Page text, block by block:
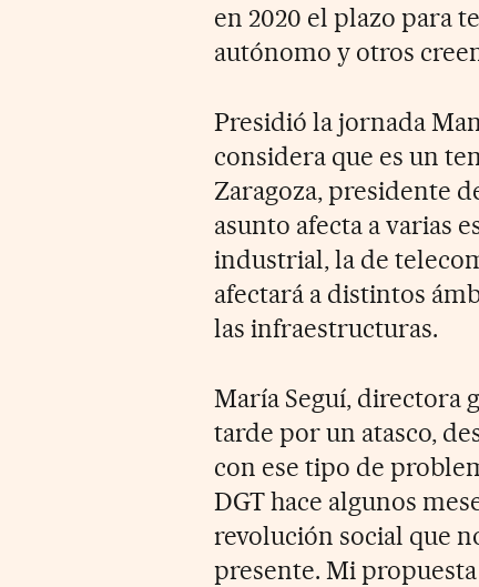
en 2020 el plazo para
autónomo y otros
Presidió la jornada
considera que es un
Zaragoza, presidente
asunto afecta a varias
industrial, la de
afectará a distintos
las infraestructuras.
María Seguí, directora
tarde por un atasco,
con ese tipo de
DGT hace algunos
revolución social que
presente. Mi